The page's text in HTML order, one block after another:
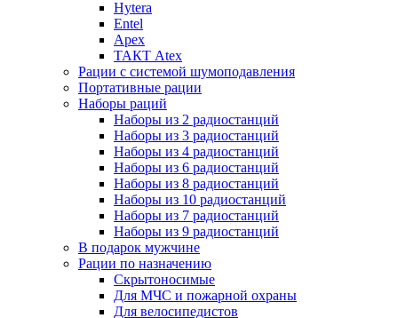
Hytera
Entel
Apex
ТАКТ Atex
Рации с системой шумоподавления
Портативные рации
Наборы раций
Наборы из 2 радиостанций
Наборы из 3 радиостанций
Наборы из 4 радиостанций
Наборы из 6 радиостанций
Наборы из 8 радиостанций
Наборы из 10 радиостанций
Наборы из 7 радиостанций
Наборы из 9 радиостанций
В подарок мужчине
Рации по назначению
Скрытоносимые
Для МЧС и пожарной охраны
Для велосипедистов